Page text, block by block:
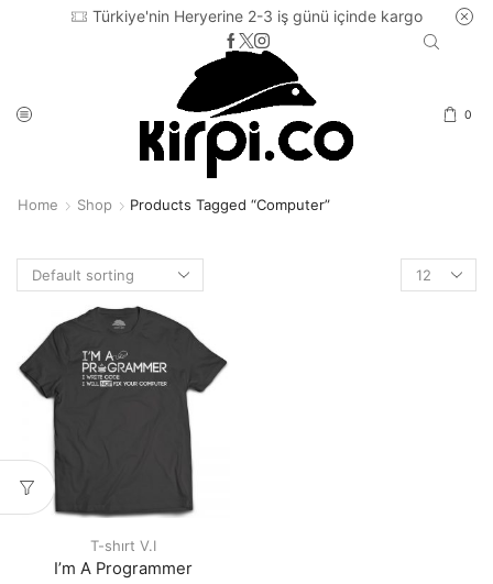
Türkiye'nin Heryerine 2-3 iş günü içinde kargo
0
Home Shop Products Tagged “computer”
Products
per
T-shırt V.I
I’m A Programmer